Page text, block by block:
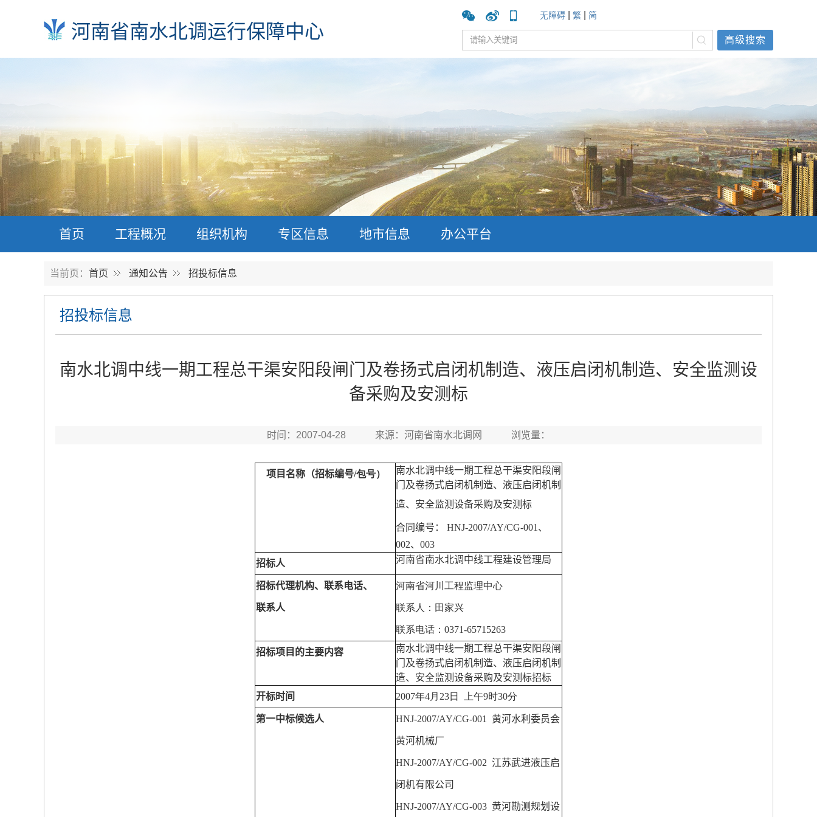
河南省南水北调运行保障中心
无障碍 繁 简
高级搜索
首页 工程概况 组织机构 专区信息 地市信息 办公平台
当前页： 首页 通知公告 招投标信息
招投标信息
南水北调中线一期工程总干渠安阳段闸门及卷扬式启闭机制造、液压启闭机制造、安全监测设
备采购及安测标
时间：2007-04-28 来源：河南省南水北调网 浏览量：
项目名称（招标编号/包号）
南水北调中线一期工程总干渠安阳段闸
门及卷扬式启闭机制造、液压启闭机制
造、安全监测设备采购及安测标
合同编号： HNJ-2007/AY/CG-001、
002、003
招标人
河南省南水北调中线工程建设管理局
招标代理机构、联系电话、
联系人
河南省河川工程监理中心
联系人：田家兴
联系电话：0371-65715263
招标项目的主要内容
南水北调中线一期工程总干渠安阳段闸
门及卷扬式启闭机制造、液压启闭机制
造、安全监测设备采购及安测标招标
开标时间
2007年4月23日 上午9时30分
第一中标候选人 HNJ-2007/AY/CG-001 黄河水利委员会
黄河机械厂
HNJ-2007/AY/CG-002 江苏武进液压启
闭机有限公司
HNJ-2007/AY/CG-003 黄河勘测规划设